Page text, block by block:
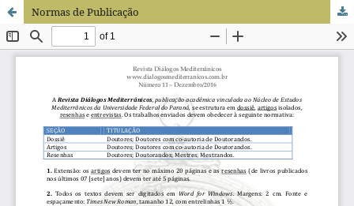
Normas de Publicação